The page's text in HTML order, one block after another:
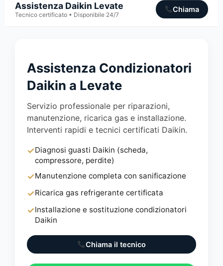
Assistenza Daikin Levate
Tecnico certificato • Disponibile 24/7
Chiama
Assistenza Condizionatori
Daikin a Levate
Servizio professionale per riparazioni,
manutenzione, ricarica gas e installazione.
Interventi rapidi e tecnici certificati Daikin.
✓Diagnosi guasti Daikin (scheda,
compressore, perdite)
✓Manutenzione completa con sanificazione
✓Ricarica gas refrigerante certificata
✓Installazione e sostituzione condizionatori
Daikin
Chiama il tecnico